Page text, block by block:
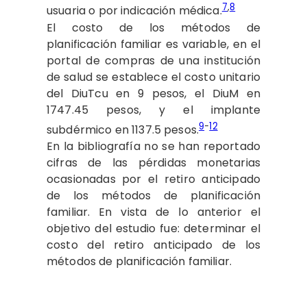
usuaria o por indicación médica.7,8
El costo de los métodos de
planificación familiar es variable, en el
portal de compras de una institución
de salud se establece el costo unitario
del DiuTcu en 9 pesos, el DiuM en
1747.45 pesos, y el implante
subdérmico en 1137.5 pesos.9-12
En la bibliografía no se han reportado
cifras de las pérdidas monetarias
ocasionadas por el retiro anticipado
de los métodos de planificación
familiar. En vista de lo anterior el
objetivo del estudio fue: determinar el
costo del retiro anticipado de los
métodos de planificación familiar.